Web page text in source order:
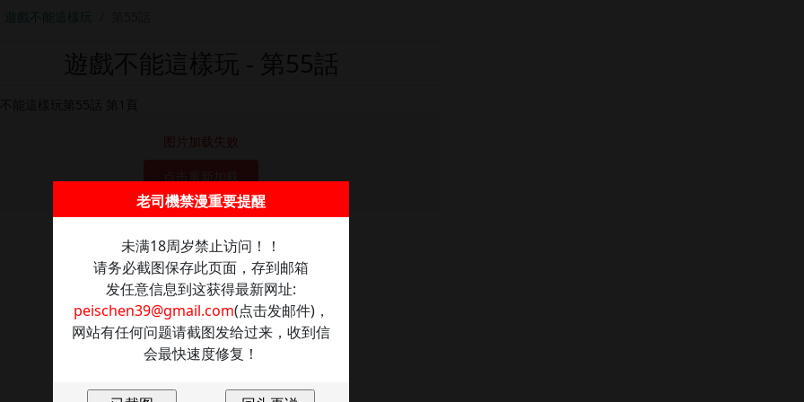
遊戲不能這樣玩
图片加载失败
老司機禁漫重要提醒
未满18周岁禁止访问！！
请务必截图保存此页面，存到邮箱
发任意信息到这获得最新网址:
peischen39@gmail.com(点击发邮件)，
网站有任何问题请截图发给过来，收到信
会最快速度修复！